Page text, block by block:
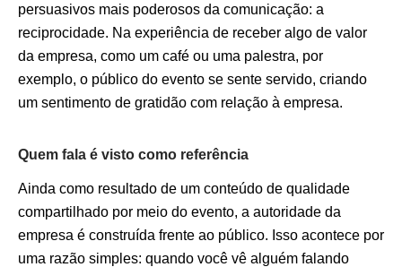
persuasivos mais poderosos da comunicação: a
reciprocidade. Na experiência de receber algo de valor
da empresa, como um café ou uma palestra, por
exemplo, o público do evento se sente servido, criando
um sentimento de gratidão com relação à empresa.
Quem fala é visto como referência
Ainda como resultado de um conteúdo de qualidade
compartilhado por meio do evento, a autoridade da
empresa é construída frente ao público. Isso acontece por
uma razão simples: quando você vê alguém falando